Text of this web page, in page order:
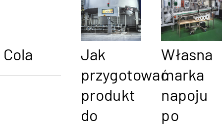
Cola
Jak
przygotować
produkt
do
Własna
marka
napoju
po